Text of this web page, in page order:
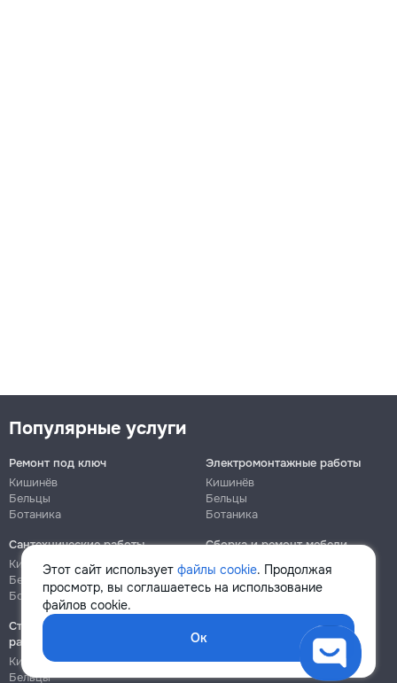
Этот сайт использует файлы cookie. Продолжая
просмотр, вы соглашаетесь на использование
файлов cookie.
Ок
Популярные услуги
Ремонт под ключ
Кишинёв
Бельцы
Ботаника
Электромонтажные работы
Кишинёв
Бельцы
Ботаника
Сантехнические работы
Кишинёв
Бельцы
Ботаника
Сборка и ремонт мебели
Кишинёв
Ботаника
Строительно-монтажные
работы
Кишинёв
Бельцы